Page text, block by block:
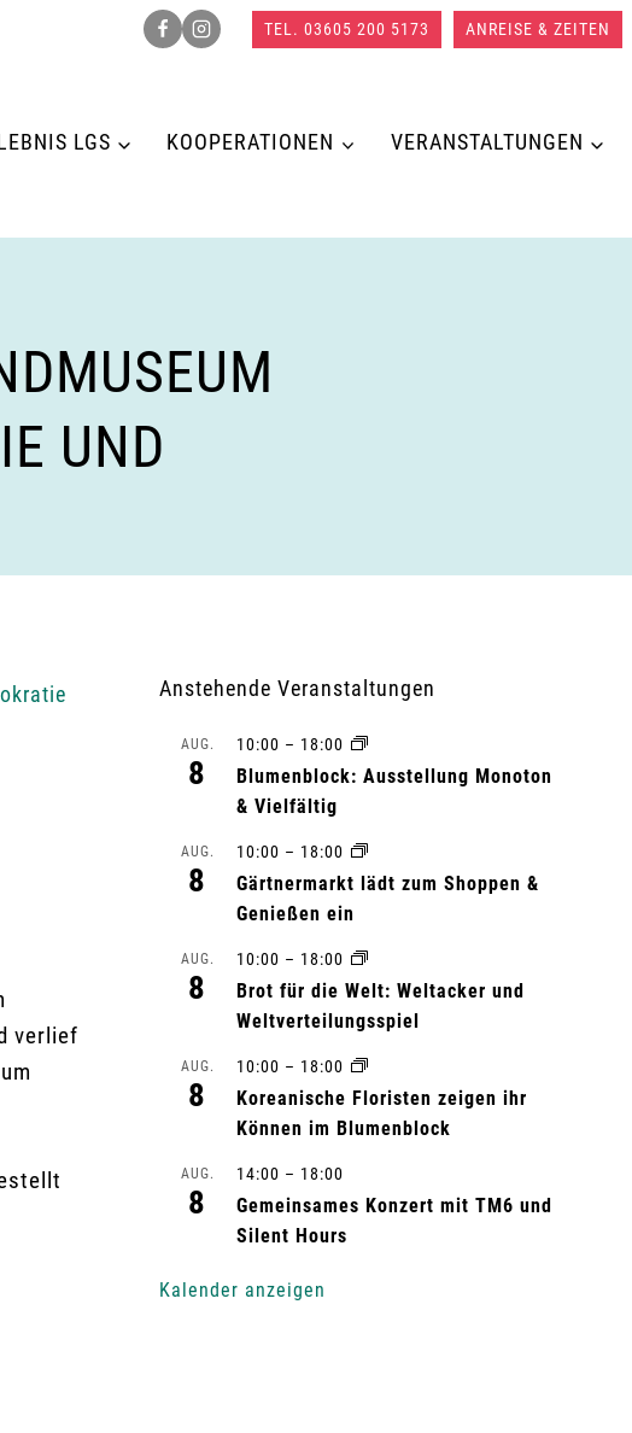
TEL. 03605 200 5173 ANREISE & ZEITEN
LGS KOOPERATIONEN VERANSTALTUNGEN
UND
verlief
Anstehende Veranstaltungen
AUG.
8
10:00 – 18:00
Blumenblock: Ausstellung Monoton
& Vielfältig
AUG.
8
10:00 – 18:00
Gärtnermarkt lädt zum Shoppen &
Genießen ein
AUG.
8
10:00 – 18:00
Brot für die Welt: Weltacker und
Weltverteilungsspiel
AUG.
8
10:00 – 18:00
Koreanische Floristen zeigen ihr
Können im Blumenblock
AUG.
8
14:00 – 18:00
Gemeinsames Konzert mit TM6 und
Silent Hours
Kalender anzeigen